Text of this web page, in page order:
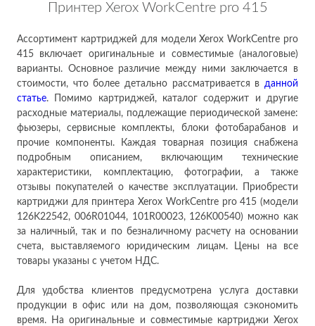
Принтер Xerox WorkCentre pro 415
Ассортимент картриджей для модели Xerox WorkCentre pro
415 включает оригинальные и совместимые (аналоговые)
варианты. Основное различие между ними заключается в
стоимости, что более детально рассматривается в данной
статье. Помимо картриджей, каталог содержит и другие
расходные материалы, подлежащие периодической замене:
фьюзеры, сервисные комплекты, блоки фотобарабанов и
прочие компоненты. Каждая товарная позиция снабжена
подробным описанием, включающим технические
характеристики, комплектацию, фотографии, а также
отзывы покупателей о качестве эксплуатации. Приобрести
картриджи для принтера Xerox WorkCentre pro 415 (модели
126K22542, 006R01044, 101R00023, 126K00540) можно как
за наличный, так и по безналичному расчету на основании
счета, выставляемого юридическим лицам. Цены на все
товары указаны с учетом НДС.
Для удобства клиентов предусмотрена услуга доставки
продукции в офис или на дом, позволяющая сэкономить
время. На оригинальные и совместимые картриджи Xerox